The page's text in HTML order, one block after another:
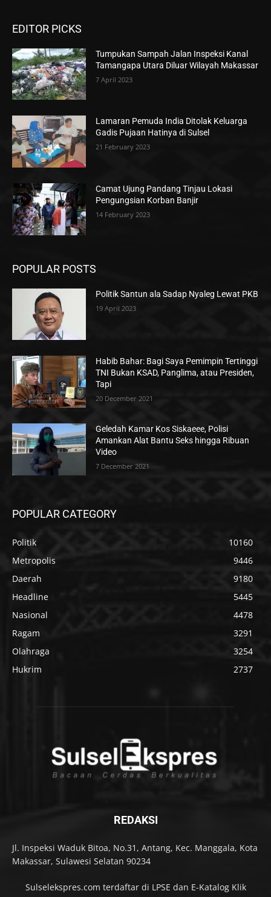
EDITOR PICKS
Tumpukan Sampah Jalan Inspeksi Kanal
Tamangapa Utara Diluar Wilayah Makassar
7 April 2023
Lamaran Pemuda India Ditolak Keluarga
Gadis Pujaan Hatinya di Sulsel
21 February 2023
Camat Ujung Pandang Tinjau Lokasi
Pengungsian Korban Banjir
14 February 2023
POPULAR POSTS
Politik Santun ala Sadap Nyaleg Lewat PKB
19 April 2023
Habib Bahar: Bagi Saya Pemimpin Tertinggi
TNI Bukan KSAD, Panglima, atau Presiden,
Tapi
20 December 2021
Geledah Kamar Kos Siskaeee, Polisi
Amankan Alat Bantu Seks hingga Ribuan
Video
7 December 2021
POPULAR CATEGORY
Politik
10160
Metropolis
9446
Daerah
9180
Headline
5445
Nasional
4478
Ragam
3291
Olahraga
3254
Hukrim
2737
REDAKSI
Jl. Inspeksi Waduk Bitoa, No.31, Antang, Kec. Manggala, Kota
Makassar, Sulawesi Selatan 90234
Sulselekspres.com terdaftar di LPSE dan E-Katalog Klik